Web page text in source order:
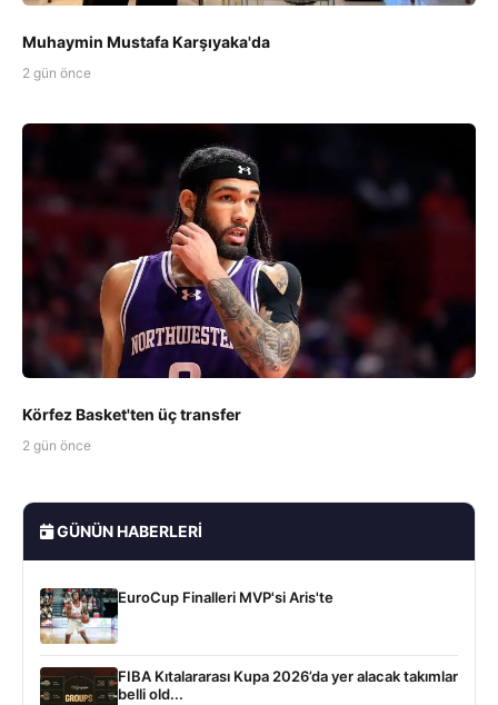
Muhaymin Mustafa Karşıyaka'da
2 gün önce
Körfez Basket'ten üç transfer
2 gün önce
GÜNÜN HABERLERI
EuroCup Finalleri MVP'si Aris'te
FIBA Kıtalararası Kupa 2026’da yer alacak takımlar
belli old...